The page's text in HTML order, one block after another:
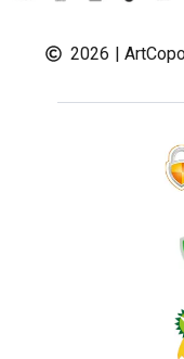
2026 |